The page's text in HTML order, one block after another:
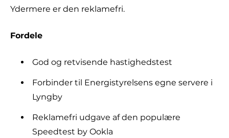
Ydermere er den reklamefri.
Fordele
God og retvisende hastighedstest
Forbinder til Energistyrelsens egne servere i
Lyngby
Reklamefri udgave af den populære
Speedtest by Ookla